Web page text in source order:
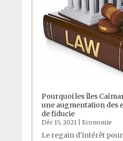
Pourquoi les îles
une augmentation des
de fiducie
Déc 15, 2021| Economie
Le regain d'intérêt